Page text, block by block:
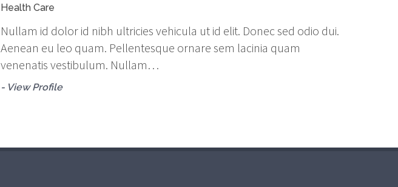
Health Care
Nullam id dolor id nibh ultricies vehicula ut id elit. Donec sed odio dui.
Aenean eu leo quam. Pellentesque ornare sem lacinia quam
venenatis vestibulum. Nullam…
- View Profile